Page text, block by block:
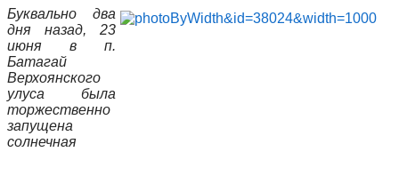
Буквально два
дня назад, 23
июня в п.
Батагай
Верхоянского
улуса была
торжественно
запущена
солнечная